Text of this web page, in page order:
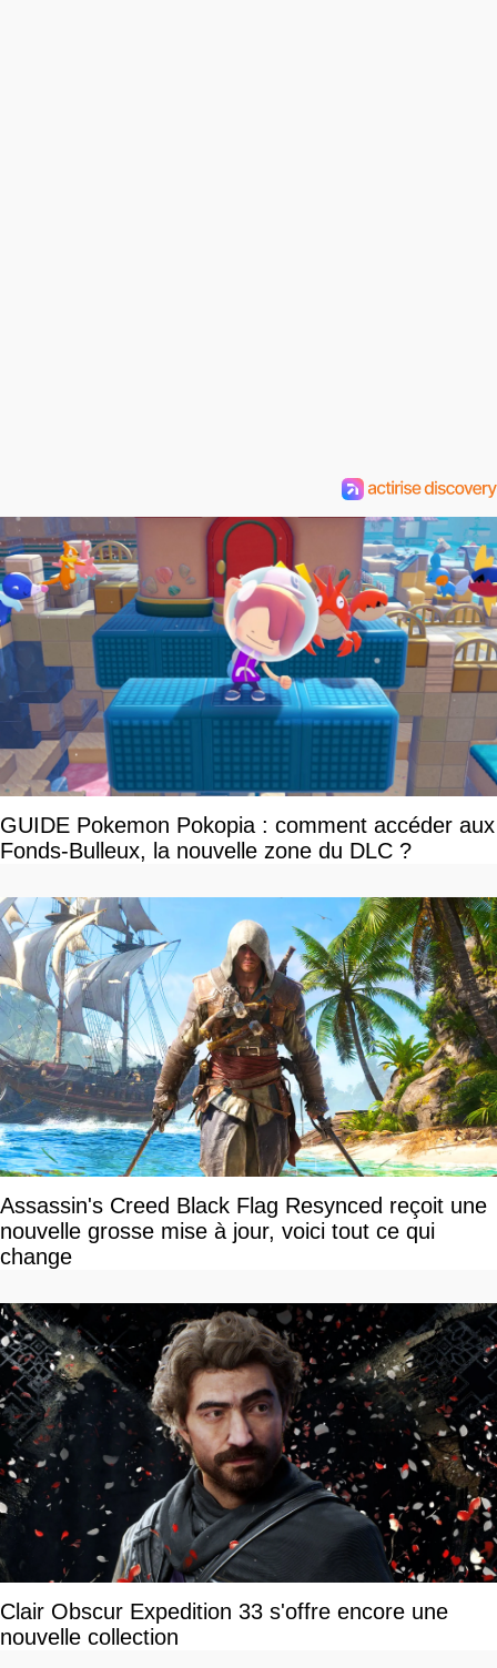
GUIDE Pokemon Pokopia : comment accéder aux
Fonds-Bulleux, la nouvelle zone du DLC ?
Assassin's Creed Black Flag Resynced reçoit une
nouvelle grosse mise à jour, voici tout ce qui
change
Clair Obscur Expedition 33 s'offre encore une
nouvelle collection